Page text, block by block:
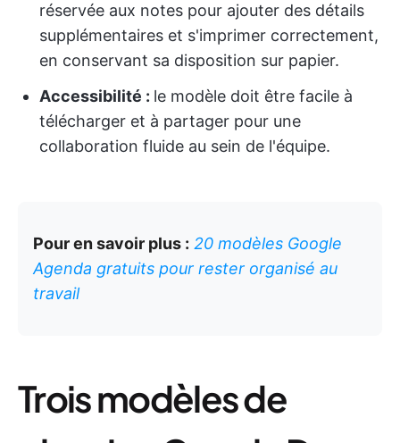
réservée aux notes pour ajouter des détails
supplémentaires et s'imprimer correctement,
en conservant sa disposition sur papier.
Accessibilité : le modèle doit être facile à
télécharger et à partager pour une
collaboration fluide au sein de l'équipe.
Pour en savoir plus : 20 modèles Google
Agenda gratuits pour rester organisé au
travail
Trois modèles de